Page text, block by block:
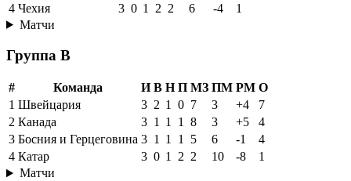
4 Чехия 3 0 1 2 2 6 -4
1
Матчи
Группа B
# Команда И В Н П МЗ ПМ РМ О
1 Швейцария 3 2 1 0 7 3 +4
7
2 Канада 3 1 1 1 8 3 +5
4
3 Босния и Герцеговина 3 1 1 1 5 6 -1
4
4 Катар 3 0 1 2 2 10 -8
1
Матчи